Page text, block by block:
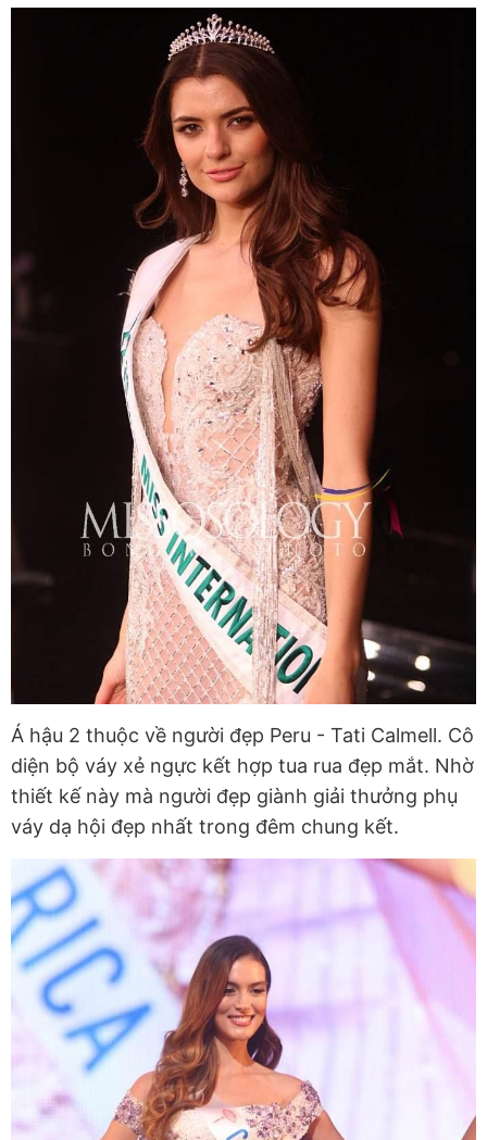
Á hậu 2 thuộc về người đẹp Peru - Tati Calmell. Cô
diện bộ váy xẻ ngực kết hợp tua rua đẹp mắt. Nhờ
thiết kế này mà người đẹp giành giải thưởng phụ
váy dạ hội đẹp nhất trong đêm chung kết.